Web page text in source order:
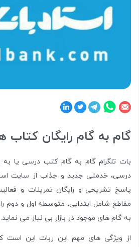
گام به گام رایگان کتاب
بات تلگرام گام به گام کتب درسی یا به
درسی، خدمتی جدید و جذاب از سایت
پاسخ تشریحی و رایگان تمرینات و
مقاطع شامل ابتدایی، متوسطه اول و دوم را
به گام های موجود در بازار بی نیاز می نماید.
از ویژگی های مهم این ربات این است